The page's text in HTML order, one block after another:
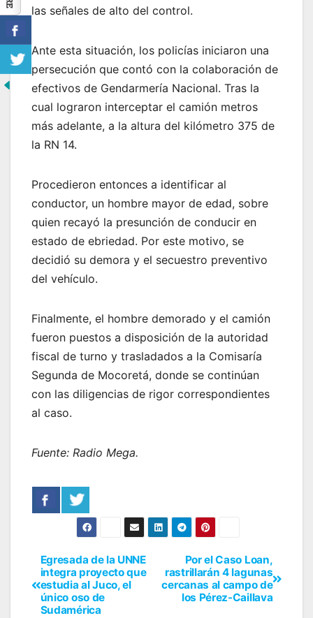
las señales de alto del control.
Ante esta situación, los policías iniciaron una
persecución que contó con la colaboración de
efectivos de Gendarmería Nacional. Tras la
cual lograron interceptar el camión metros
más adelante, a la altura del kilómetro 375 de
la RN 14.
Procedieron entonces a identificar al
conductor, un hombre mayor de edad, sobre
quien recayó la presunción de conducir en
estado de ebriedad. Por este motivo, se
decidió su demora y el secuestro preventivo
del vehículo.
Finalmente, el hombre demorado y el camión
fueron puestos a disposición de la autoridad
fiscal de turno y trasladados a la Comisaría
Segunda de Mocoretá, donde se continúan
con las diligencias de rigor correspondientes
al caso.
Fuente: Radio Mega.
Por el Caso Loan,
rastrillarán 4 lagunas
cercanas al campo de
los Pérez-Caillava
Egresada de la UNNE
integra proyecto que
estudia al Juco, el
único oso de
Sudamérica